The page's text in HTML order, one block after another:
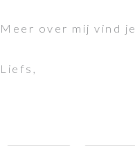
Meer over mij vind je
Liefs,